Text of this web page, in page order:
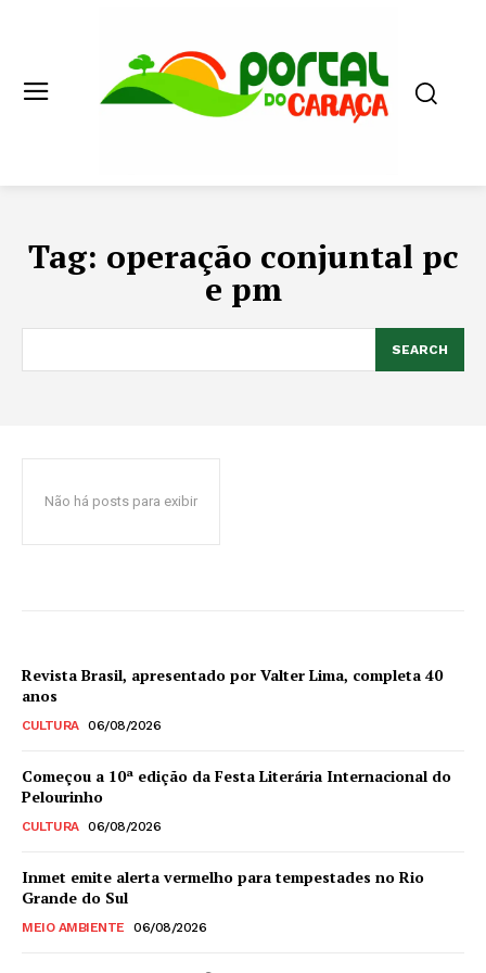
Tag: operação conjuntal pc
e pm
SEARCH
Não há posts para exibir
Revista Brasil, apresentado por Valter Lima, completa 40
anos
CULTURA 06/08/2026
Começou a 10ª edição da Festa Literária Internacional do
Pelourinho
CULTURA 06/08/2026
Inmet emite alerta vermelho para tempestades no Rio
Grande do Sul
MEIO AMBIENTE 06/08/2026